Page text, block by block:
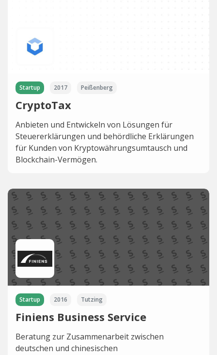
Startup 2017 Peißenberg
CryptoTax
Anbieten und Entwickeln von Lösungen für
Steuererklärungen und behördliche Erklärungen
für Kunden von Kryptowährungsumtausch und
Blockchain-Vermögen.
Startup 2016 Tutzing
Finiens Business Service
Beratung zur Zusammenarbeit zwischen
deutschen und chinesischen